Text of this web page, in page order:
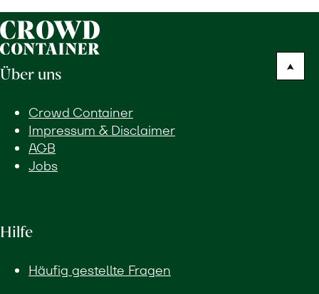
Über uns
Crowd Container
Impressum & Disclaimer
AGB
Jobs
Hilfe
Häufig gestellte Fragen